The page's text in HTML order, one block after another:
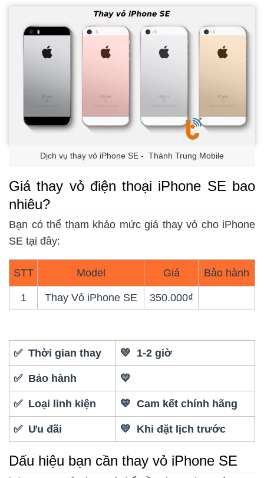
Dịch vụ thay vỏ iPhone SE - Thành Trung Mobile
Giá thay vỏ điện thoại iPhone SE bao
nhiêu?
Bạn có thể tham khảo mức giá thay vỏ cho iPhone
SE tại đây:
STT Model Giá Bảo hành
1 Thay Vỏ iPhone SE 350.000₫
✅ Thời gian thay 💛 1-2 giờ
✅ Bảo hành 💛
✅ Loại linh kiện 💛 Cam kết chính hãng
✅ Ưu đãi 💛 Khi đặt lịch trước
Dấu hiệu bạn cần thay vỏ iPhone SE